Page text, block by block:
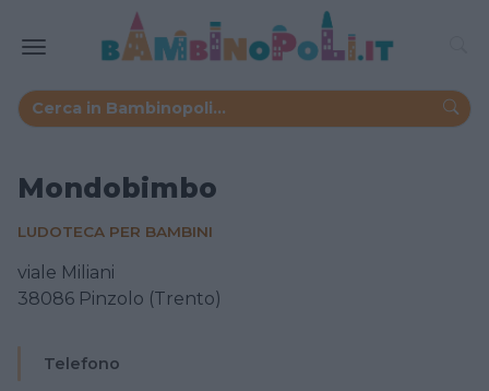
Mondobimbo
LUDOTECA PER BAMBINI
viale Miliani
38086 Pinzolo (Trento)
Telefono